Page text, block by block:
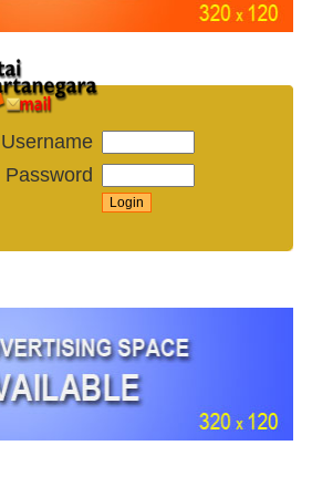
Username
Password